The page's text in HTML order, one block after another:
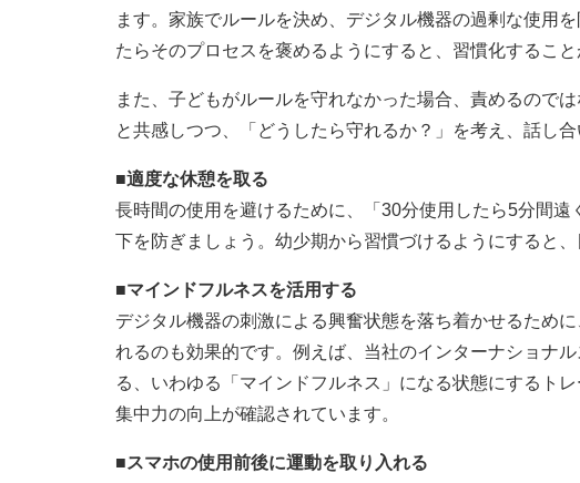
ます。家族でルールを決め、デジタル機器の過剰な使用
たらそのプロセスを褒めるようにすると、習慣化すること
また、子どもがルールを守れなかった場合、責めるので
と共感しつつ、「どうしたら守れるか？」を考え、話し
■適度な休憩を取る
長時間の使用を避けるために、「30分使用したら5分間
下を防ぎましょう。幼少期から習慣づけるようにすると、
■マインドフルネスを活用する
デジタル機器の刺激による興奮状態を落ち着かせるため
れるのも効果的です。例えば、当社のインターナショナ
る、いわゆる「マインドフルネス」になる状態にするト
集中力の向上が確認されています。
■スマホの使用前後に運動を取り入れる